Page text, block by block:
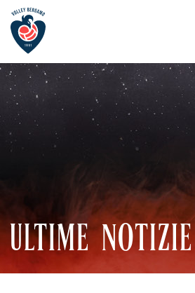
ULTIME NOTIZIE